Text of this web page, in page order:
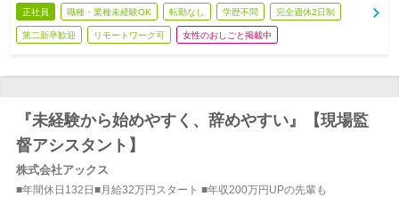
正社員 職種・業種未経験OK 転勤なし 学歴不問 完全週休2日制
第二新卒歓迎 リモートワーク可 女性のおしごと掲載中
『未経験から始めやすく、辞めやすい』【現場監
督アシスタント】
株式会社アックス
■年間休日132日■月給32万円スタート ■年収200万円UPの先輩も